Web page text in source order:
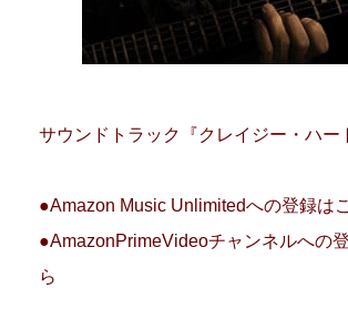
サウンドトラック『クレイジー・ハー
●Amazon Music Unlimitedへの登録は
●AmazonPrimeVideoチャンネルへの
ら